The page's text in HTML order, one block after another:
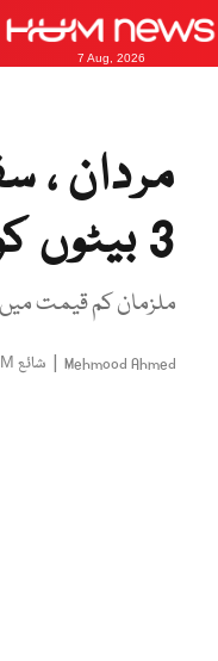
7 Aug, 2026
مردان ،
3 بیٹوں کو ابدی نیند سلا دیا
ملزمان کم قیمت میں
Mehmood Ahmed
| شائع